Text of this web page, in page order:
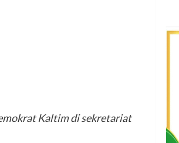
Kaltim di sekretariat